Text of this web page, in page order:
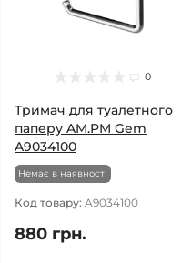
0
Тримач для туалетного
паперу AM.PM Gem
A9034100
Немає в наявності
Код товару: A9034100
880 грн.